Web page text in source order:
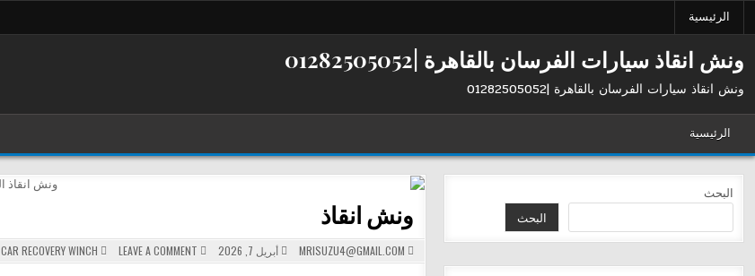
الرئيسية
ونش انقاذ سيارات الفرسان بالقاهرة |01282505052
ونش انقاذ سيارات الفرسان بالقاهرة |01282505052
الرئيسية
ونش انقاذ
MRISUZU4@GMAIL.COM أبريل 7, 2026 LEAVE A COMMENT
ON
ونش
POSTED
IN
CAR RECOVERY WINCH
البحث
البحث